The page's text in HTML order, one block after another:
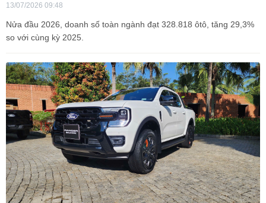
13/07/2026 09:48
Nửa đầu 2026, doanh số toàn ngành đạt 328.818 ôtô, tăng 29,3%
so với cùng kỳ 2025.